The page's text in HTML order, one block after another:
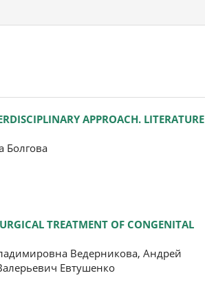
APPROACH. LITERATURE
Болгова
TREATMENT OF CONGENITAL
Ведерникова, Андрей
Евтушенко